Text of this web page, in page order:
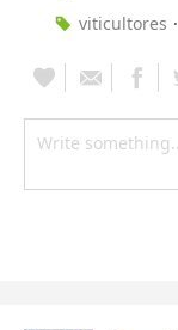
viticultores